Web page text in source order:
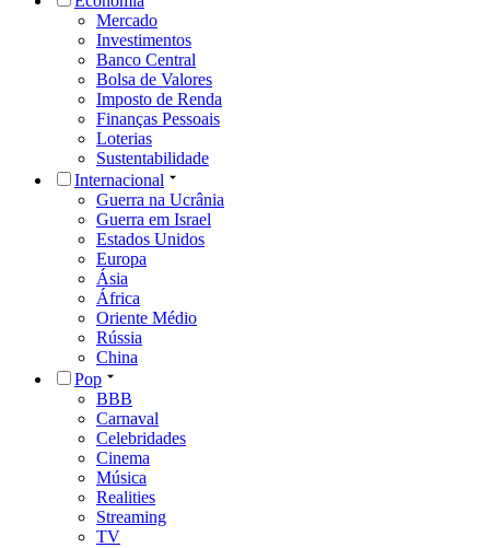
Mercado
Investimentos
Banco Central
Bolsa de Valores
Imposto de Renda
Finanças Pessoais
Loterias
Sustentabilidade
Internacional
Guerra na Ucrânia
Guerra em Israel
Estados Unidos
Europa
Ásia
África
Oriente Médio
Rússia
China
Pop
BBB
Carnaval
Celebridades
Cinema
Música
Realities
Streaming
TV